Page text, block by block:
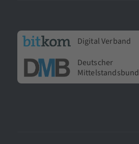
Digital Verband
Deutscher
Mittelstandsbund